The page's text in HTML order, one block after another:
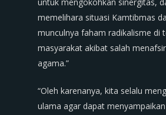
memelihara situasi Kamtibmas
munculnya faham radikalisme di
masyarakat akibat salah
agama.”
“Oleh karenanya, kita selalu
ulama agar dapat